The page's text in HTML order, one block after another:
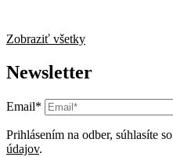
Zobraziť všetky
Newsletter
Email*
Prihlásením na odber, súhlasíte so
údajov.